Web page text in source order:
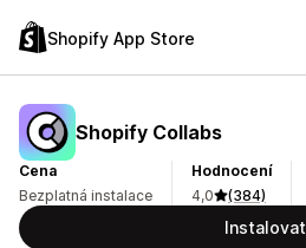
Shopify App Store
Shopify Collabs
Cena
Bezplatná instalace
Hodnocení
4,0
(384)
Instalovat